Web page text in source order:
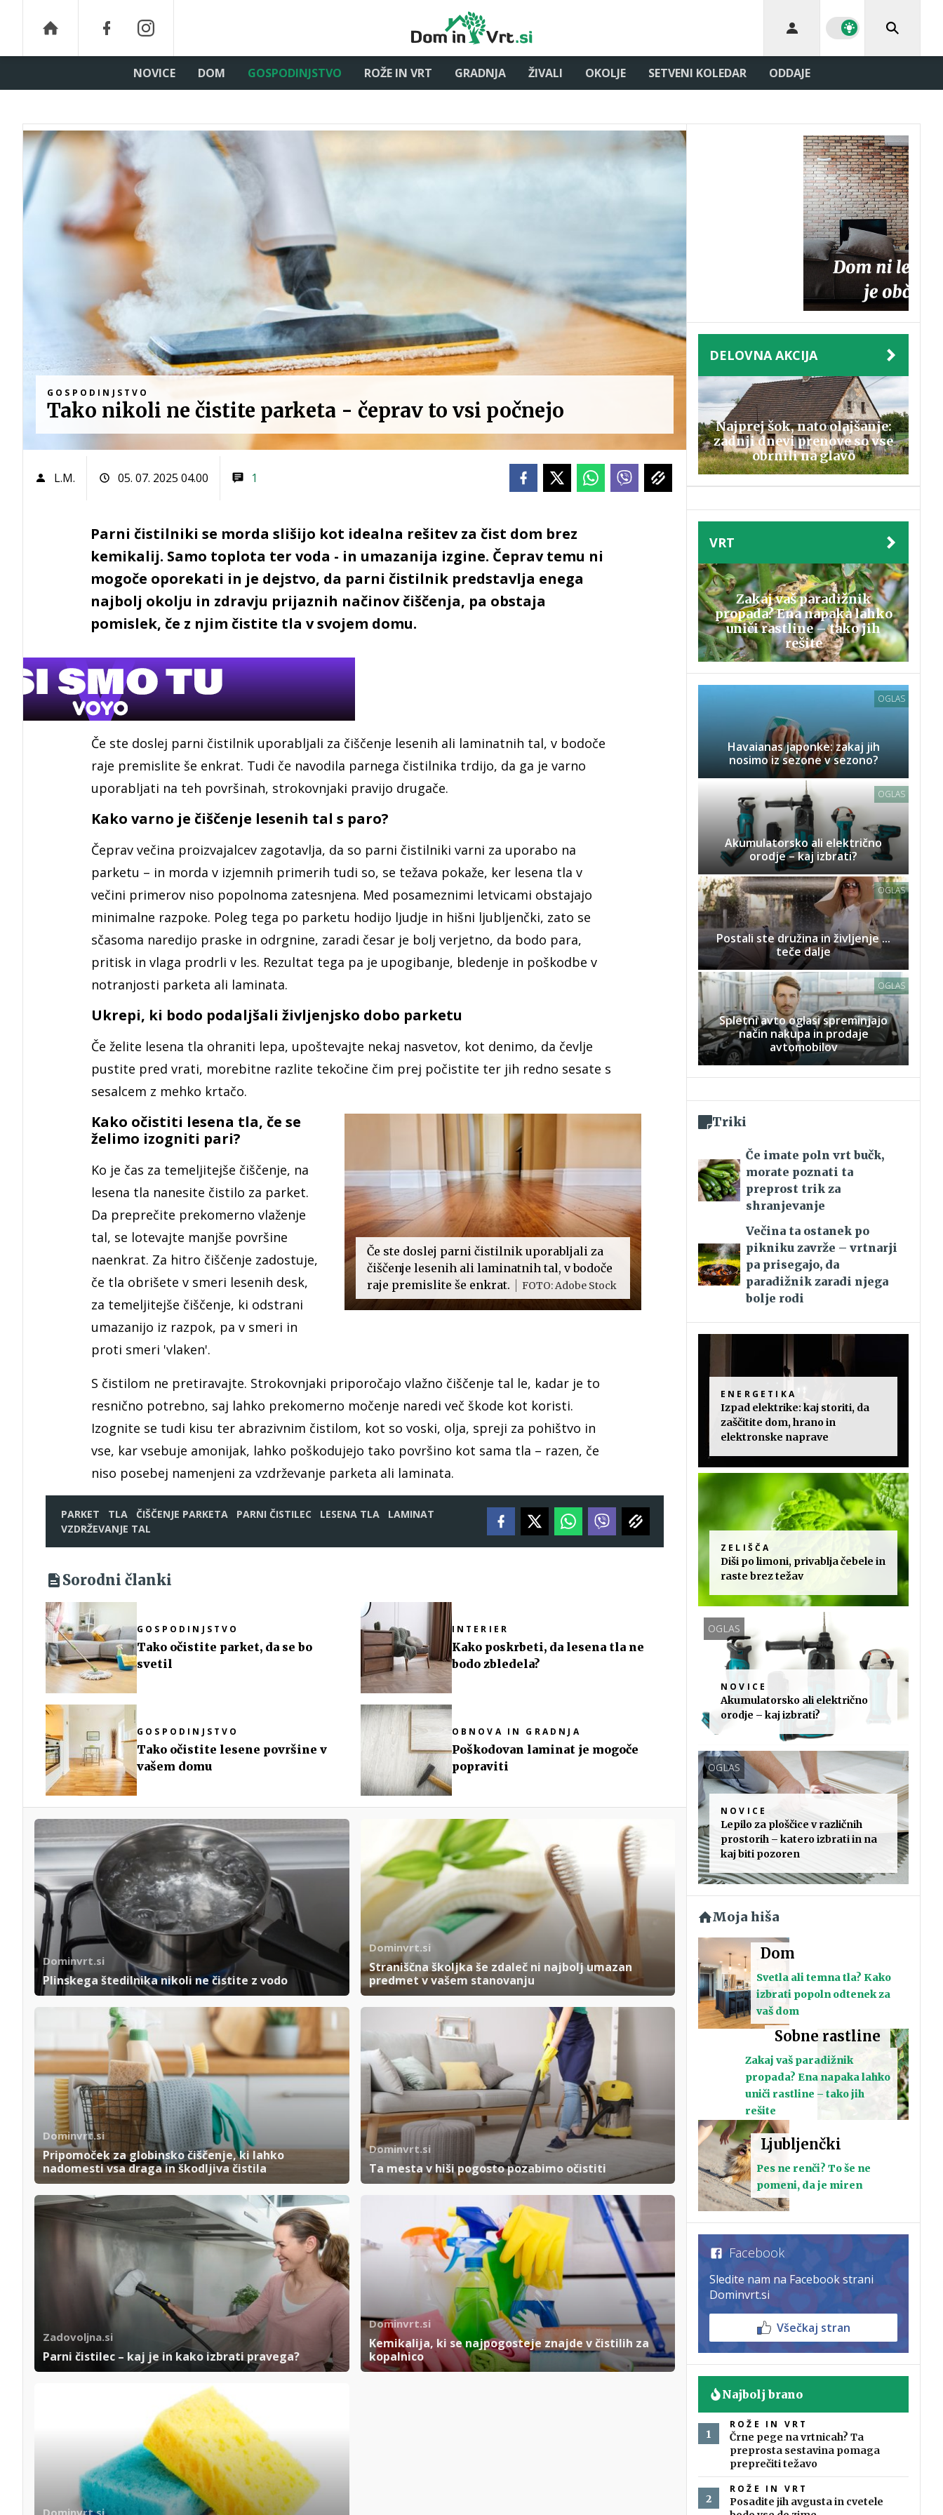
NOVICE DOM GOSPODINJSTVO ROŽE IN VRT GRADNJA ŽIVALI OKOLJE SETVENI KOLEDAR ODDAJE
GOSPODINJSTVO
Tako nikoli ne čistite parketa - čeprav to vsi počnejo
L.M. 05. 07. 2025 04.00 1
Parni čistilniki se morda slišijo kot idealna rešitev za čist dom brez
kemikalij. Samo toplota ter voda - in umazanija izgine. Čeprav temu ni
mogoče oporekati in je dejstvo, da parni čistilnik predstavlja enega
najbolj okolju in zdravju prijaznih načinov čiščenja, pa obstaja
pomislek, če z njim čistite tla v svojem domu.
Če ste doslej parni čistilnik uporabljali za čiščenje lesenih ali laminatnih tal, v bodoče
raje premislite še enkrat. Tudi če navodila parnega čistilnika trdijo, da ga je varno
uporabljati na teh površinah, strokovnjaki pravijo drugače.
Kako varno je čiščenje lesenih tal s paro?
Čeprav večina proizvajalcev zagotavlja, da so parni čistilniki varni za uporabo na
parketu – in morda v izjemnih primerih tudi so, se težava pokaže, ker lesena tla v
večini primerov niso popolnoma zatesnjena. Med posameznimi letvicami obstajajo
minimalne razpoke. Poleg tega po parketu hodijo ljudje in hišni ljubljenčki, zato se
sčasoma naredijo praske in odrgnine, zaradi česar je bolj verjetno, da bodo para,
pritisk in vlaga prodrli v les. Rezultat tega pa je upogibanje, bledenje in poškodbe v
notranjosti parketa ali laminata.
Ukrepi, ki bodo podaljšali življenjsko dobo parketu
Če želite lesena tla ohraniti lepa, upoštevajte nekaj nasvetov, kot denimo, da čevlje
pustite pred vrati, morebitne razlite tekočine čim prej počistite ter jih redno sesate s
sesalcem z mehko krtačo.
Če ste doslej parni čistilnik uporabljali za
čiščenje lesenih ali laminatnih tal, v bodoče
raje premislite še enkrat.
FOTO: Adobe Stock
Kako očistiti lesena tla, če se
želimo izogniti pari?
Ko je čas za temeljitejše čiščenje, na
lesena tla nanesite čistilo za parket.
Da preprečite prekomerno vlaženje
tal, se lotevajte manjše površine
naenkrat. Za hitro čiščenje zadostuje,
če tla obrišete v smeri lesenih desk,
za temeljitejše čiščenje, ki odstrani
umazanijo iz razpok, pa v smeri in
proti smeri 'vlaken'.
S čistilom ne pretiravajte. Strokovnjaki priporočajo vlažno čiščenje tal le, kadar je to
resnično potrebno, saj lahko prekomerno močenje naredi več škode kot koristi.
Izognite se tudi kisu ter abrazivnim čistilom, kot so voski, olja, spreji za pohištvo in
vse, kar vsebuje amonijak, lahko poškodujejo tako površino kot sama tla – razen, če
niso posebej namenjeni za vzdrževanje parketa ali laminata.
PARKET TLA ČIŠČENJE PARKETA PARNI ČISTILEC LESENA TLA
LAMINAT
VZDRŽEVANJE TAL
Sorodni članki
GOSPODINJSTVO
Tako očistite parket, da se bo
svetil
INTERIER
Kako poskrbeti, da lesena tla ne
bodo zbledela?
GOSPODINJSTVO
Tako očistite lesene površine v
vašem domu
OBNOVA IN GRADNJA
Poškodovan laminat je mogoče
popraviti
Dominvrt.si
Plinskega štedilnika nikoli ne čistite z vodo
Dominvrt.si
Straniščna školjka še zdaleč ni najbolj umazan
predmet v vašem stanovanju
Dominvrt.si
Pripomoček za globinsko čiščenje, ki lahko
nadomesti vsa draga in škodljiva čistila
Dominvrt.si
Ta mesta v hiši pogosto pozabimo očistiti
Zadovoljna.si
Parni čistilec – kaj je in kako izbrati pravega?
Dominvrt.si
Kemikalija, ki se najpogosteje znajde v čistilih za
kopalnico
Dominvrt.si
DELOVNA AKCIJA
Najprej šok, nato olajšanje:
zadnji dnevi prenove so vse
obrnili na glavo
VRT
Zakaj vaš paradižnik
propada? Ena napaka lahko
uniči rastline – tako jih
rešite
OGLAS
Havaianas japonke: zakaj jih
nosimo iz sezone v sezono?
OGLAS
Akumulatorsko ali električno
orodje – kaj izbrati?
OGLAS
Postali ste družina in življenje ...
teče dalje
OGLAS
Spletni avto oglasi spreminjajo
način nakupa in prodaje
avtomobilov
Triki
Če imate poln vrt bučk,
morate poznati ta
preprost trik za
shranjevanje
Večina ta ostanek po
pikniku zavrže – vrtnarji
pa prisegajo, da
paradižnik zaradi njega
bolje rodi
ENERGETIKA
Izpad elektrike: kaj storiti, da
zaščitite dom, hrano in
elektronske naprave
ZELIŠČA
Diši po limoni, privablja čebele in
raste brez težav
OGLAS
NOVICE
Akumulatorsko ali električno
orodje – kaj izbrati?
OGLAS
NOVICE
Lepilo za ploščice v različnih
prostorih – katero izbrati in na
kaj biti pozoren
Moja hiša
Dom
Svetla ali temna tla? Kako
izbrati popoln odtenek za
vaš dom
Sobne rastline
Zakaj vaš paradižnik
propada? Ena napaka lahko
uniči rastline – tako jih
rešite
Ljubljenčki
Pes ne renči? To še ne
pomeni, da je miren
Facebook
Sledite nam na Facebook strani
Dominvrt.si
Všečkaj stran
Najbolj brano
ROŽE IN VRT
Črne pege na vrtnicah? Ta
preprosta sestavina pomaga
preprečiti težavo
ROŽE IN VRT
Posadite jih avgusta in cvetele